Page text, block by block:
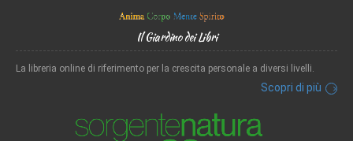
Il Giardino dei Libri
La libreria online di riferimento per la crescita personale a diversi livelli.
Scopri di più